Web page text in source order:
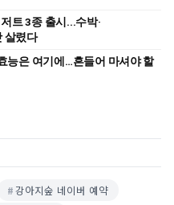
트 3종 출시...수박·
살렸다
능은 여기에…흔들어 마셔야 할
강아지숲 네이버 예약